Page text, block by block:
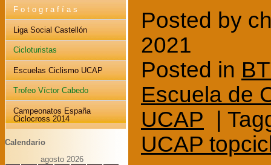
F o t o g r a f í a s
Liga Social Castellón
Cicloturistas
Escuelas Ciclismo UCAP
Trofeo Víctor Cabedo
Campeonatos España
Ciclocross 2014
Calendario
agosto 2026
Posted by
2021
Posted in
Escuela de
UCAP |
UCAP